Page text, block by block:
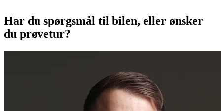
Har du spørgsmål til bilen, eller ønsker
du prøvetur?